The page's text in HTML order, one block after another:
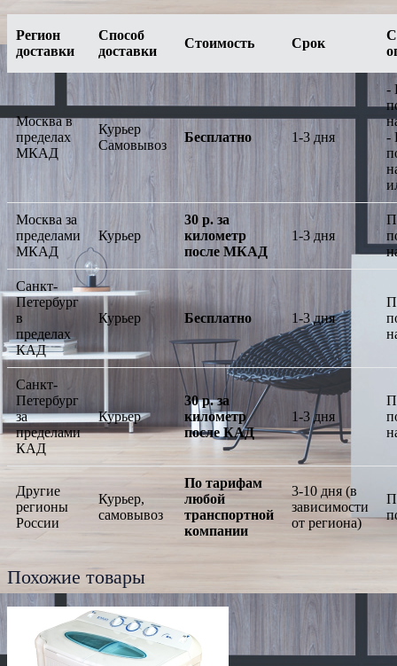
Регион
доставки
Способ
доставки
Стоимость Срок
Москва в
пределах
МКАД
Курьер
Самовывоз
Бесплатно 1-3 дня
-
-
Москва за
пределами
МКАД
Курьер
30 р. за
километр
после МКАД
1-3 дня
Санкт-
Петербург
в
пределах
КАД
Курьер Бесплатно 1-3 дня
Санкт-
Петербург
за
пределами
КАД
Курьер
30 р. за
километр
после КАД
1-3 дня
Другие
регионы
России
Курьер,
самовывоз
По тарифам
любой
транспортной
компании
3-10 дня (в
зависимости
от региона)
Похожие товары